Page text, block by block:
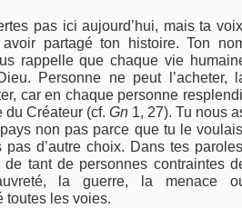
pas ici aujourd’hui, mais ta
partagé ton histoire. Ton
rappelle que chaque vie
Personne ne peut l’acheter,
car en chaque personne
du Créateur (cf. Gn 1, 27). Tu nous
non pas parce que tu le
d’autre choix. Dans tes
tant de personnes contraintes
la guerre, la menace
toutes les voies.